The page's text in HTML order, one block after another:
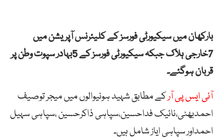
بارکھان میں سیکیورٹی فورسز کے کلیئرنس آپریشن میں
7خارجی ہلاک جبکہ سیکیورٹی فورسز کے 5بہادر سپوت وطن پر
قربان ہوگئے۔
آئی ایس پی آرکے مطابق شہید ہونیوالوں میں میجر توصیف
احمدبھٹی،نائیک فداحسین،سپاہی ذاکرحسین ،سپاہی سہیل
احمداور سپاہی ایاز شامل ہیں۔